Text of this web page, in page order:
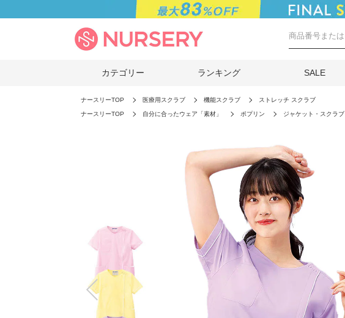
カテゴリー ランキング SALE
ナースリーTOP 医療用スクラブ 機能スクラブ ストレッチ スクラブ
ナースリーTOP 自分に合ったウェア「素材」 ポプリン ジャケット・スクラブ